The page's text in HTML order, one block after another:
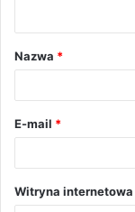
Nazwa *
E-mail *
Witryna internetowa